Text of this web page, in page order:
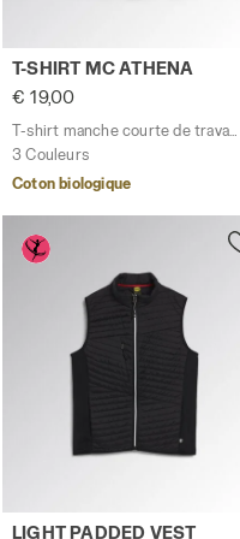
T-shirt manche courte
T-SHIRT MC ATHENA
€ 19,00
3 Couleurs
Coton biologique
Gilet de travail - Femme
LIGHT PADDED VEST